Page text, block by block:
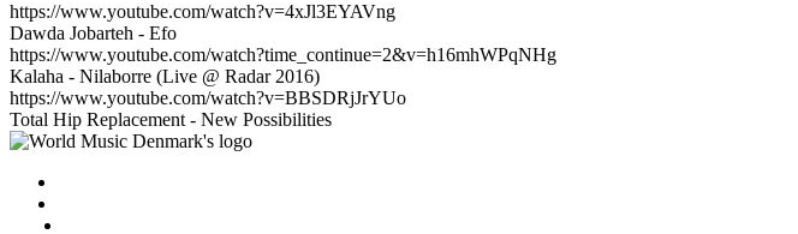
https://www.youtube.com/watch?v=4xJl3EYAVng
Dawda Jobarteh - Efo
https://www.youtube.com/watch?time_continue=2&v=h16mhWPqNHg
Kalaha - Nilaborre (Live @ Radar 2016)
https://www.youtube.com/watch?v=BBSDRjJrYUo
Total Hip Replacement - New Possibilities